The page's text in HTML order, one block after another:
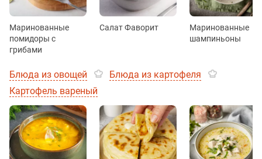
Маринованные
помидоры с
грибами
Салат Фаворит
Маринованные
шампиньоны
Блюда из овощей
Блюда из картофеля
Картофель вареный